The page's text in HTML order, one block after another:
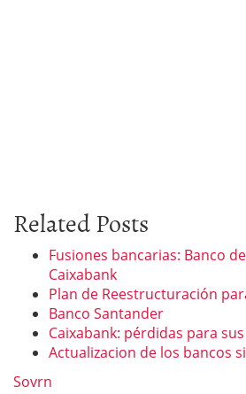
Related Posts
Fusiones bancarias: Banco
Caixabank
Plan de Reestructuración
Banco Santander
Caixabank: pérdidas para
Actualizacion de los bancos
Sovrn